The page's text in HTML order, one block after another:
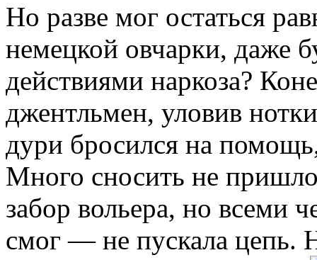
Но разве мог остаться
немецкой овчарки, даже
действиями наркоза?
джентльмен, уловив
дури бросился на
Много сносить не
забор вольера, но всеми
смог — не пускала цепь.